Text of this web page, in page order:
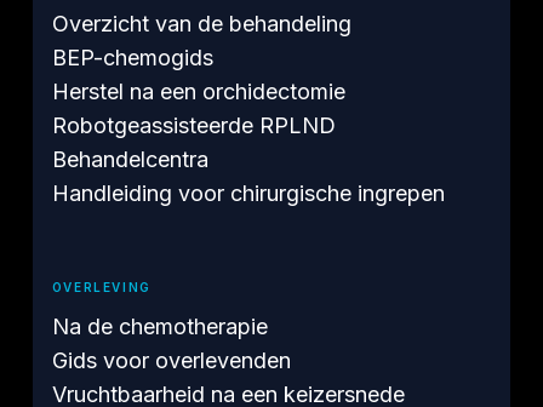
Overzicht van de behandeling
BEP-chemogids
Herstel na een orchidectomie
Robotgeassisteerde RPLND
Behandelcentra
Handleiding voor chirurgische ingrepen
OVERLEVING
Na de chemotherapie
Gids voor overlevenden
Vruchtbaarheid na een keizersnede